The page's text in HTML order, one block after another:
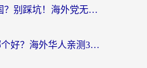
NordVPN翻墙回国？别踩坑！海外党无缝访问国内资源的真实指南
斧牛和ChickCN哪个好？海外华人亲测3款回国加速器+免费试用攻略